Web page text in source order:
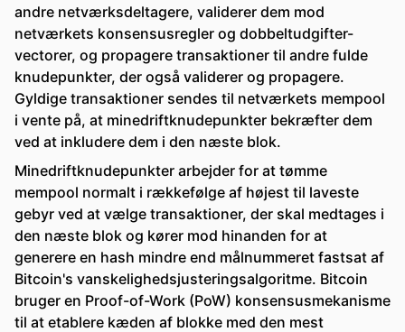
andre netværksdeltagere, validerer dem mod
netværkets konsensusregler og dobbeltudgifter-
vectorer, og propagere transaktioner til andre fulde
knudepunkter, der også validerer og propagere.
Gyldige transaktioner sendes til netværkets mempool
i vente på, at minedriftknudepunkter bekræfter dem
ved at inkludere dem i den næste blok.
Minedriftknudepunkter arbejder for at tømme
mempool normalt i rækkefølge af højest til laveste
gebyr ved at vælge transaktioner, der skal medtages i
den næste blok og kører mod hinanden for at
generere en hash mindre end målnummeret fastsat af
Bitcoin's vanskelighedsjusteringsalgoritme. Bitcoin
bruger en Proof-of-Work (PoW) konsensusmekanisme
til at etablere kæden af blokke med den mest